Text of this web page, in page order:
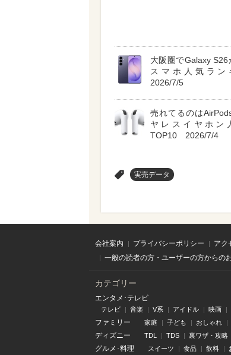
大阪圏でGalaxy
スマホ人気ラ
2026/7/5
売れてるのは
ヤレスイヤホン
TOP10 2026/7/4
実売データ
会社案内 プライバシーポリシー アク
一般の読者の方・ユーザーの方からの
カテゴリー
エンタメ･テレビ
テレビ 音楽 V系 アイドル 映画
ファミリー 家庭 子ども おしゃれ
ディズニー TDL TDS 裏ワザ・攻略
グルメ･料理 スイーツ 食品 飲料